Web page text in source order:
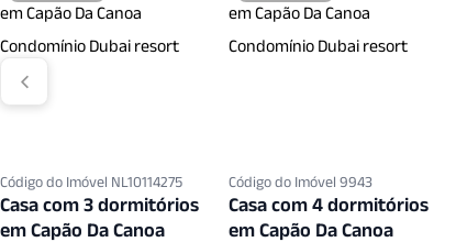
Código do Imóvel NL10114275
Casa com 3 dormitórios
em Capão Da Canoa
Código do Imóvel 9943
Casa com 4 dormitórios
em Capão Da Canoa